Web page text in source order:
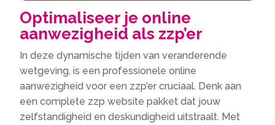
Optimaliseer je online
aanwezigheid als zzp’er
In deze dynamische tijden van veranderende
wetgeving, is een professionele online
aanwezigheid voor een zzp’er cruciaal. Denk aan
een complete zzp website pakket dat jouw
zelfstandigheid en deskundigheid uitstraalt. Met